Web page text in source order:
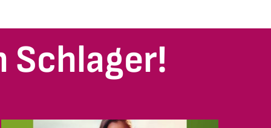
Schlager!